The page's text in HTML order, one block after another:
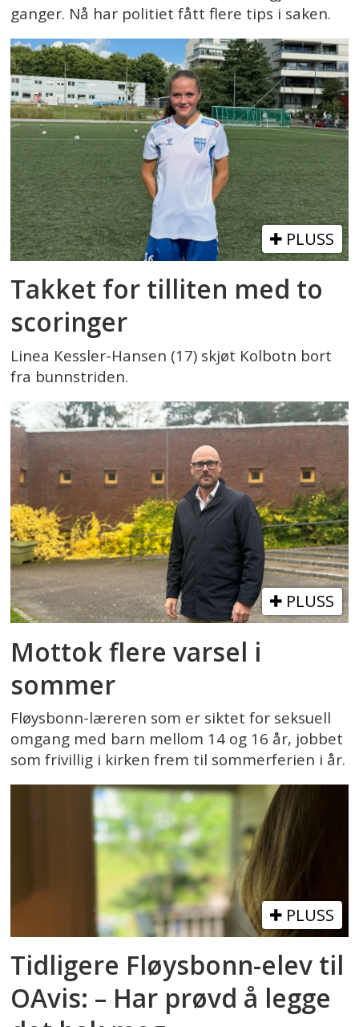
ganger. Nå har politiet fått flere tips i saken.
PLUSS
Takket for tilliten med to
scoringer
Linea Kessler-Hansen (17) skjøt Kolbotn bort
fra bunnstriden.
PLUSS
Mottok flere varsel i
sommer
Fløysbonn-læreren som er siktet for seksuell
omgang med barn mellom 14 og 16 år, jobbet
som frivillig i kirken frem til sommerferien i år.
PLUSS
Tidligere Fløysbonn-elev til
OAvis: – Har prøvd å legge